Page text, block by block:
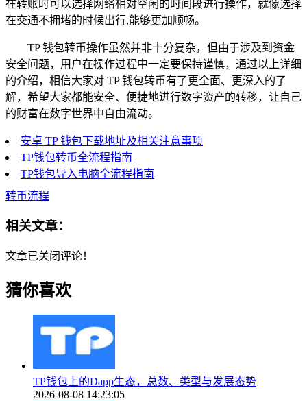
在转账时可以选择网络相对空闲的时间段进行操作，就像选择
在交通不拥堵的时候出行,能够更加顺畅。
TP 钱包转币操作虽然并非十分复杂，但由于涉及到资金
安全问题，用户在操作过程中一定要保持谨慎，通过以上详细
的介绍，相信大家对 TP 钱包转币有了更全面、更深入的了
解，希望大家都能安全、便捷地进行数字资产的转移，让自己
的财富在数字世界中自由流动。
安卓 TP 钱包下载地址及相关注意事项
TP钱包转币全流程指南
TP钱包导入电脑全流程指南
转币流程
相关文章：
文章已关闭评论！
猜你喜欢
TP钱包上的Dapp生态，总数、类型与发展态势
2026-08-08 14:23:05